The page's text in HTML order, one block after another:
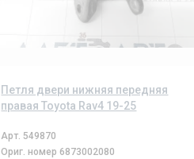
Петля двери нижняя передняя
правая Toyota Rav4 19-25
Арт. 549870
Ориг. номер 6873002080